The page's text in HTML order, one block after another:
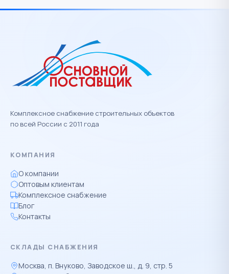
Комплексное снабжение строительных объектов
по всей России с 2011 года
КОМПАНИЯ
О компании
Оптовым клиентам
Комплексное снабжение
Блог
Контакты
СКЛАДЫ СНАБЖЕНИЯ
Москва, п. Внуково, Заводское ш., д. 9, стр. 5